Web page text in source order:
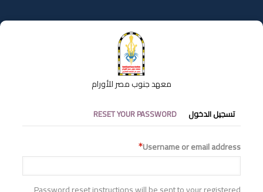
إلى
المحتوى
معهد جنوب مصر للأورام
التبويبات
الأساسية
تسجيل الدخول RESET YOUR PASSWORD
Username or email address